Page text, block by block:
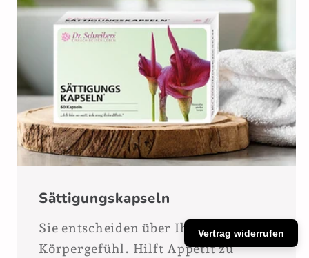
Sättigungskapseln
Sie entscheiden über Ihr
Körpergefühl. Hilft Appetit zu
Vertrag widerrufen